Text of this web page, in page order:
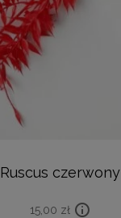
Ruscus czerwony
15,00 zł